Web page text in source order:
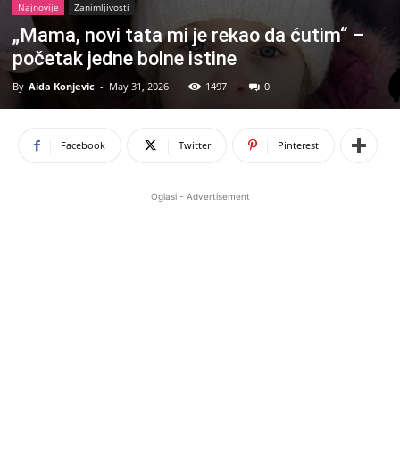
Najnovije Zanimljivosti
„Mama, novi tata mi je rekao da ćutim“ –
početak jedne bolne istine
By Aida Konjevic - May 31, 2026 1497 0
Facebook Twitter Pinterest
Oglasi - Advertisement